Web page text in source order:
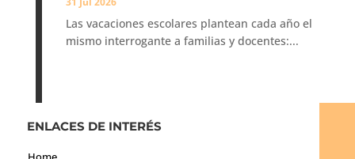
Las vacaciones escolares plantean cada año el
mismo interrogante a familias y docentes:...
ENLACES DE INTERÉS